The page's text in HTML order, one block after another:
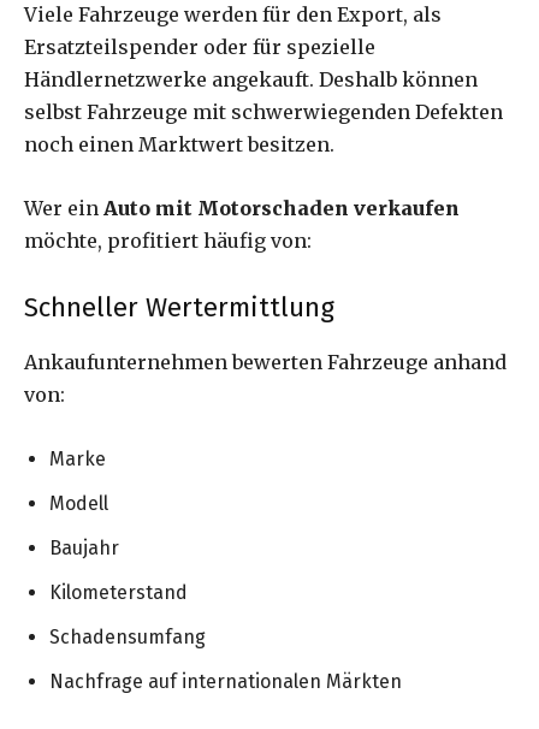
Viele Fahrzeuge werden für den Export, als
Ersatzteilspender oder für spezielle
Händlernetzwerke angekauft. Deshalb können
selbst Fahrzeuge mit schwerwiegenden Defekten
noch einen Marktwert besitzen.
Wer ein Auto mit Motorschaden verkaufen
möchte, profitiert häufig von:
Schneller Wertermittlung
Ankaufunternehmen bewerten Fahrzeuge anhand
von:
Marke
Modell
Baujahr
Kilometerstand
Schadensumfang
Nachfrage auf internationalen Märkten